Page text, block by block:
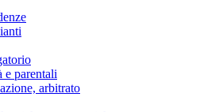
e parentali
arbitrato